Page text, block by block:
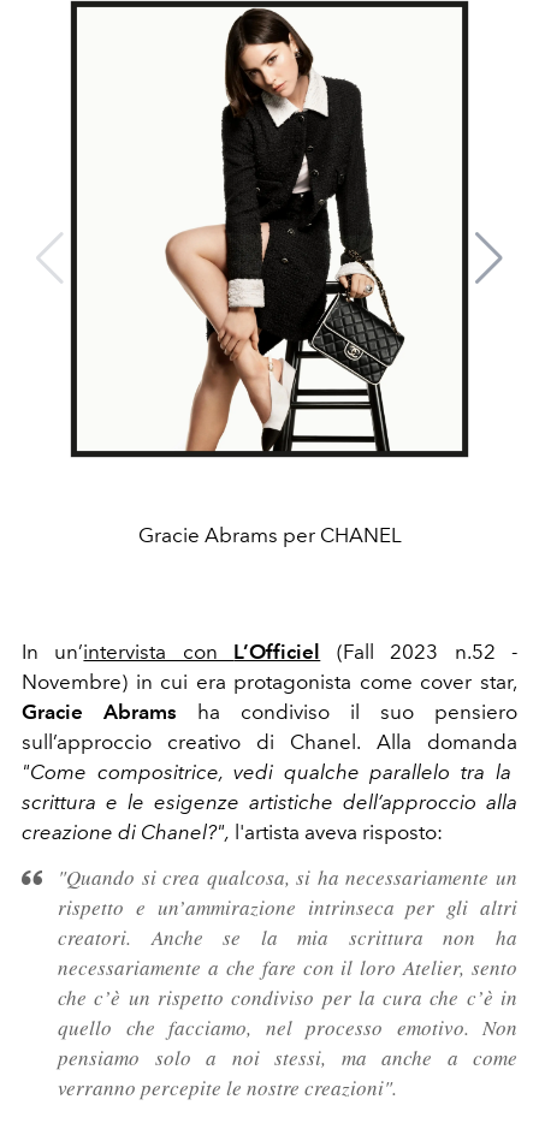
Gracie Abrams per CHANEL
In un’intervista con L’Officiel
(Fall 2023 n.52 -
Novembre) in cui era protagonista come cover star,
Gracie Abrams ha condiviso il suo pensiero
sull’approccio creativo di Chanel.
Alla domanda
"Come compositrice, vedi qualche parallelo tra la
scrittura e le esigenze artistiche dell’approccio alla
creazione di Chanel?", l'artista aveva risposto:
"Quando si crea qualcosa, si ha necessariamente un
rispetto e un’ammirazione intrinseca per gli altri
creatori. Anche se la mia scrittura non ha
necessariamente a che fare con il loro Atelier, sento
che c’è un rispetto condiviso per la cura che c’è in
quello che facciamo, nel processo emotivo. Non
pensiamo solo a noi stessi, ma anche a come
verranno percepite le nostre creazioni".